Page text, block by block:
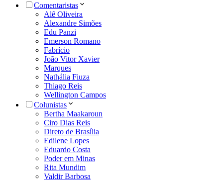
Comentaristas
Alê Oliveira
Alexandre Simões
Edu Panzi
Emerson Romano
Fabrício
João Vitor Xavier
Marques
Nathália Fiuza
Thiago Reis
Wellington Campos
Colunistas
Bertha Maakaroun
Ciro Dias Reis
Direto de Brasília
Edilene Lopes
Eduardo Costa
Poder em Minas
Rita Mundim
Valdir Barbosa